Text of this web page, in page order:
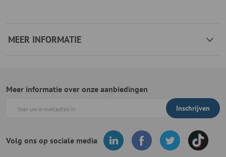
MEER INFORMATIE
Meer informatie over onze aanbiedingen
Inschrijven
Volg ons op sociale media